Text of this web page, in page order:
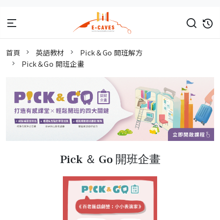
首頁 英語教材
Pick＆Go 開班解方
Pick＆Go 開班企畫
Pick ＆ Go 開班企畫